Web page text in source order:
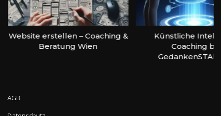
Website erstellen – Coaching &
Beratung Wien
Künstliche
Coaching bei
AGB